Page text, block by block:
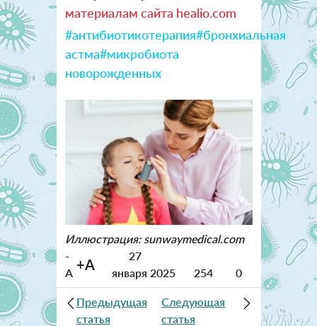
материалам сайта healio.com
#антибиотикотерапия#бронхиальная
астма#микробиота
новорожденных
Иллюстрация: sunwaymedical.com
-
A +A
27
января 2025
254 0
Предыдущая
статья
Следующая
статья